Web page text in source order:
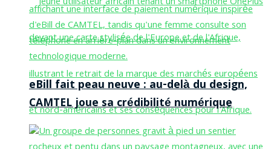
eBill fait peau neuve : au-delà du design,
CAMTEL joue sa crédibilité numérique